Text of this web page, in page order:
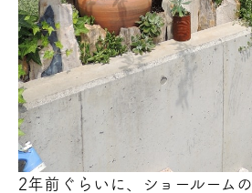
2年前ぐらいに、ショールーム